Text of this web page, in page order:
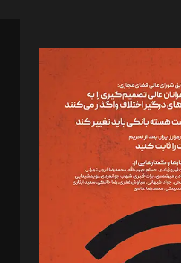
امان‌پور، سروش کرمیان،